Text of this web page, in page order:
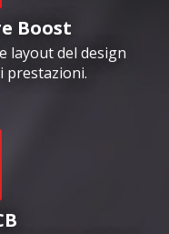
Boost
layout del design
prestazioni.